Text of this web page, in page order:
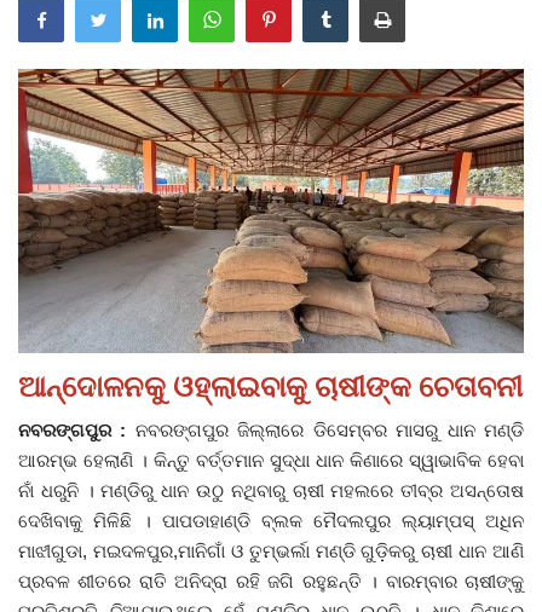
Famous Durga Puja From Odisha
ରାଜ୍ୟ
ରାଜନୀତି
କି କଥା ବୋଇଲେ
ଦେଶ ବିଦେଶ
ପ୍ରଶାସନ ଖବର
ଜିଲ୍ଲା
ଆପଣଙ୍କ କଲମରୁ
ମହାନଗର
ଅପରାଧ
ଆନ୍ଦୋଳନକୁ ଓହ୍ଲାଇବାକୁ ଚାଷୀଙ୍କ ଚେତାବନୀ
ନବରଙ୍ଗପୁର : ନବରଙ୍ଗପୁର ଜିଲ୍ଲାରେ ଡିସେମ୍ବର ମାସରୁ ଧାନ ମଣ୍ଡି
ଆରମ୍ଭ ହେଲାଣି । କିନ୍ତୁ ବର୍ତ୍ତମାନ ସୁଦ୍ଧା ଧାନ କିଣାରେ ସ୍ୱାଭାବିକ ହେବା
ନାଁ ଧରୁନି । ମଣ୍ଡିରୁ ଧାନ ଉଠୁ ନଥିବାରୁ ଚାଷୀ ମହଲରେ ତୀବ୍ର ଅସନ୍ତୋଷ
ଦେଖିବାକୁ ମିଳିଛି । ପାପଡାହାଣ୍ଡି ବ୍ଲକ ମୈଦଲପୁର ଲ୍ୟାମ୍ପସ୍‌ ଅଧିନ
ମାଝୀଗୁଡା, ମଇଦଳପୁର,ମାନିଗାଁ ଓ ତୁମ୍ଭର୍ଲା ମଣ୍ଡି ଗୁଡ଼ିକରୁ ଚାଷୀ ଧାନ ଆଣି
ପ୍ରବଳ ଶୀତରେ ରାତି ଅନିଦ୍ରା ରହି ଜଗି ରହୁଛନ୍ତି । ବାରମ୍ବାର ଚାଷୀଙ୍କୁ